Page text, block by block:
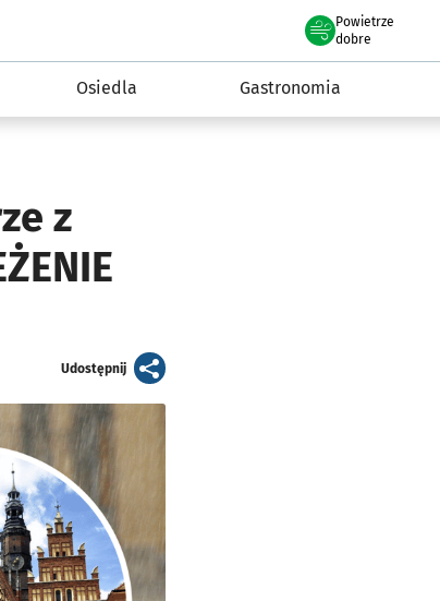
Powietrze
we Wrocławiu
dobre
Osiedla Gastronomia
z
Udostępnijartykuł